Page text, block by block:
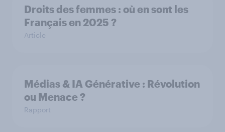
Droits des femmes : où en sont les
Français en 2025 ?
Article
Médias & IA Générative : Révolution
ou Menace ?
Rapport